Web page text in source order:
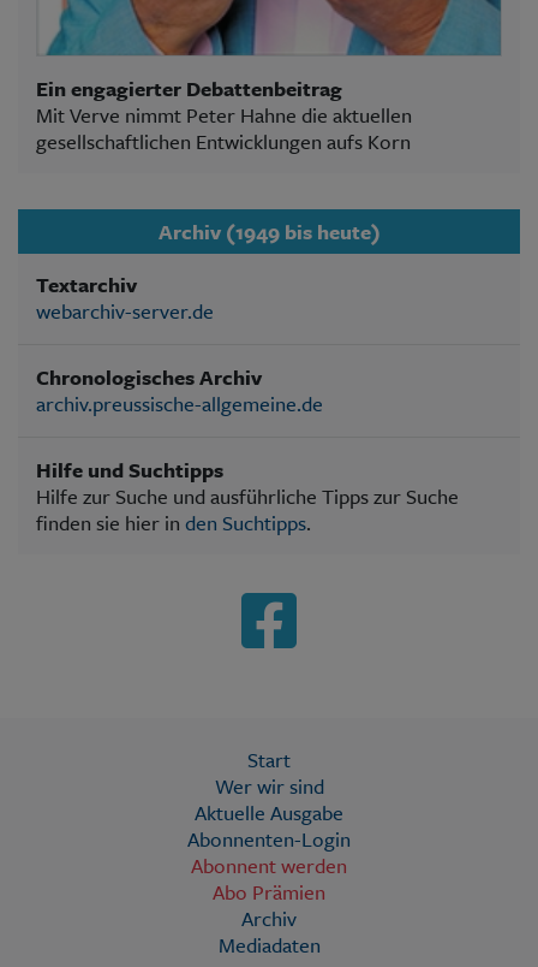
Ein engagierter Debattenbeitrag
Mit Verve nimmt Peter Hahne die aktuellen
gesellschaftlichen Entwicklungen aufs Korn
Archiv (1949 bis heute)
Textarchiv
webarchiv-server.de
Chronologisches Archiv
archiv.preussische-allgemeine.de
Hilfe und Suchtipps
Hilfe zur Suche und ausführliche Tipps zur Suche
finden sie hier in den Suchtipps.
Start
Wer wir sind
Aktuelle Ausgabe
Abonnenten-Login
Abonnent werden
Abo Prämien
Archiv
Mediadaten